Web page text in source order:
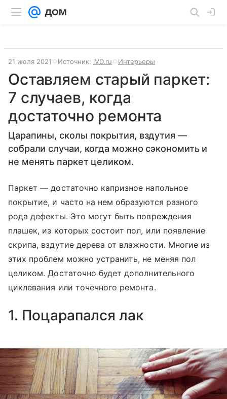
21 июля 2021 Источник: IVD.ru Интерьеры
Оставляем старый паркет:
7 случаев, когда
достаточно ремонта
Царапины, сколы покрытия, вздутия —
собрали случаи, когда можно сэкономить и
не менять паркет целиком.
Паркет — достаточно капризное напольное
покрытие, и часто на нем образуются разного
рода дефекты. Это могут быть повреждения
плашек, из которых состоит пол, или появление
скрипа, вздутие дерева от влажности. Многие из
этих проблем можно устранить, не меняя пол
целиком. Достаточно будет дополнительного
циклевания или точечного ремонта.
1. Поцарапался лак